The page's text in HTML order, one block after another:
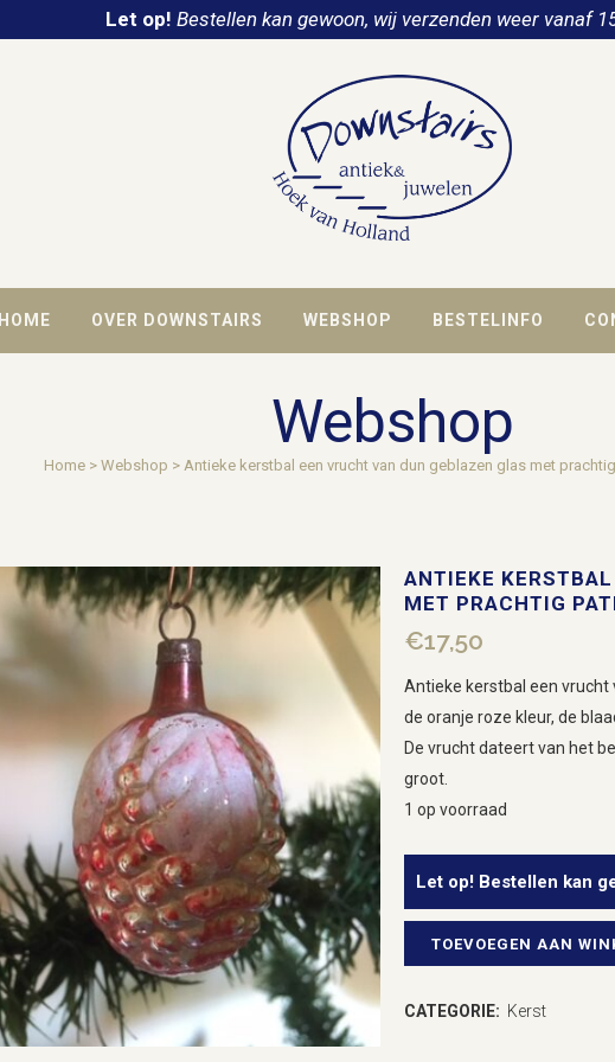
Let op! Bestellen kan gewoon, wij verzenden weer vanaf
HOME OVER DOWNSTAIRS WEBSHOP BESTELINFO
Webshop
Home> Webshop > Antieke kerstbal een vrucht van dun geblazen glas met
ANTIEKE
MET PRACHTIG
€17,50
Antieke kerstbal een vrucht
de oranje roze kleur, de
De vrucht dateert van het
groot.
1 op voorraad
Let op! Bestellen kan
Antieke
TOEVOEGEN AAN
CATEGORIE: Kerst